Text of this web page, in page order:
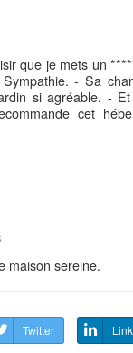
que je mets un
- Sa
si agréable. -
cet
maison sereine.
Twitter